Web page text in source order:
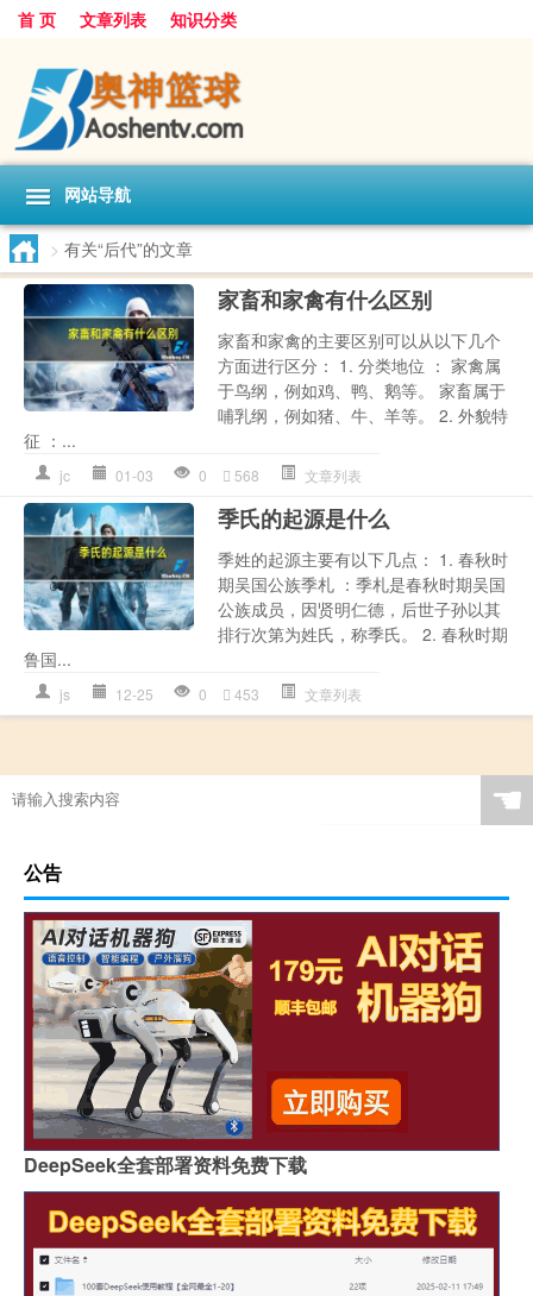
首 页 文章列表 知识分类
网站导航
> 有关“后代”的文章
家畜和家禽有什么区别
家畜和家禽的主要区别可以从以下几个
方面进行区分： 1. 分类地位 ： 家禽属
于鸟纲，例如鸡、鸭、鹅等。 家畜属于
哺乳纲，例如猪、牛、羊等。 2. 外貌特
征 ：...
jc 01-03 0 568 文章列表
季氏的起源是什么
季姓的起源主要有以下几点： 1. 春秋时
期吴国公族季札 ：季札是春秋时期吴国
公族成员，因贤明仁德，后世子孙以其
排行次第为姓氏，称季氏。 2. 春秋时期
鲁国...
js 12-25 0 453 文章列表
☚
公告
DeepSeek全套部署资料免费下载